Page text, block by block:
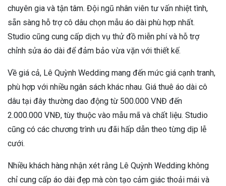
chuyên gia và tận tâm. Đội ngũ nhân viên tư vấn nhiệt tình,
sẵn sàng hỗ trợ cô dâu chọn mẫu áo dài phù hợp nhất.
Studio cũng cung cấp dịch vụ thử đồ miễn phí và hỗ trợ
chỉnh sửa áo dài để đảm bảo vừa vặn với thiết kế.
Về giá cả, Lê Quỳnh Wedding mang đến mức giá cạnh tranh,
phù hợp với nhiều ngân sách khác nhau. Giá thuê áo dài cô
dâu tại đây thường dao động từ 500.000 VNĐ đến
2.000.000 VNĐ, tùy thuộc vào mẫu mã và chất liệu. Studio
cũng có các chương trình ưu đãi hấp dẫn theo từng dịp lễ
cưới.
Nhiều khách hàng nhận xét rằng Lê Quỳnh Wedding không
chỉ cung cấp áo dài đẹp mà còn tạo cảm giác thoải mái và